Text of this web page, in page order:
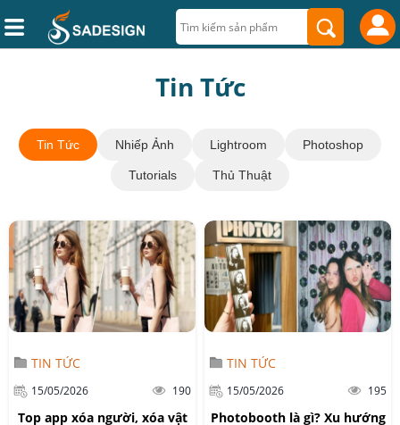
Tin Tức
Tin Tức Nhiếp Ảnh Lightroom Photoshop
Tutorials Thủ Thuật
TIN TỨC
15/05/2026 190
Top app xóa người, xóa vật
TIN TỨC
15/05/2026 195
Photobooth là gì? Xu hướng